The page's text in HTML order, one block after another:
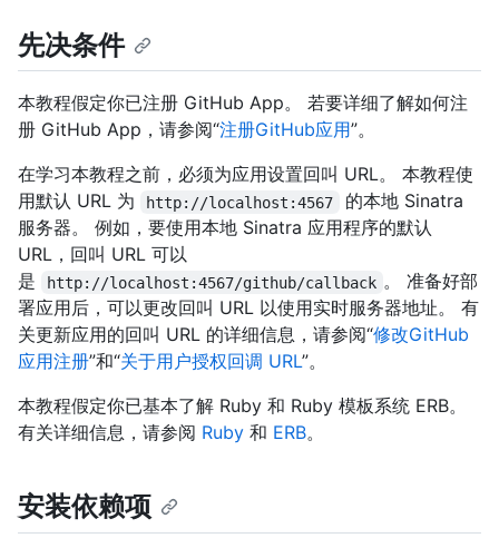
先决条件
本教程假定你已注册 GitHub App。 若要详细了解如何注
册 GitHub App，请参阅“注册GitHub应用”。
在学习本教程之前，必须为应用设置回叫 URL。 本教程使
用默认 URL 为
http://localhost:4567
的本地 Sinatra
服务器。 例如，要使用本地 Sinatra 应用程序的默认
URL，回叫 URL 可以
是
http://localhost:4567/github/callback 。 准备好部
署应用后，可以更改回叫 URL 以使用实时服务器地址。 有
关更新应用的回叫 URL 的详细信息，请参阅“修改GitHub
应用注册”和“关于用户授权回调 URL”。
本教程假定你已基本了解 Ruby 和 Ruby 模板系统 ERB。
有关详细信息，请参阅 Ruby 和 ERB。
安装依赖项